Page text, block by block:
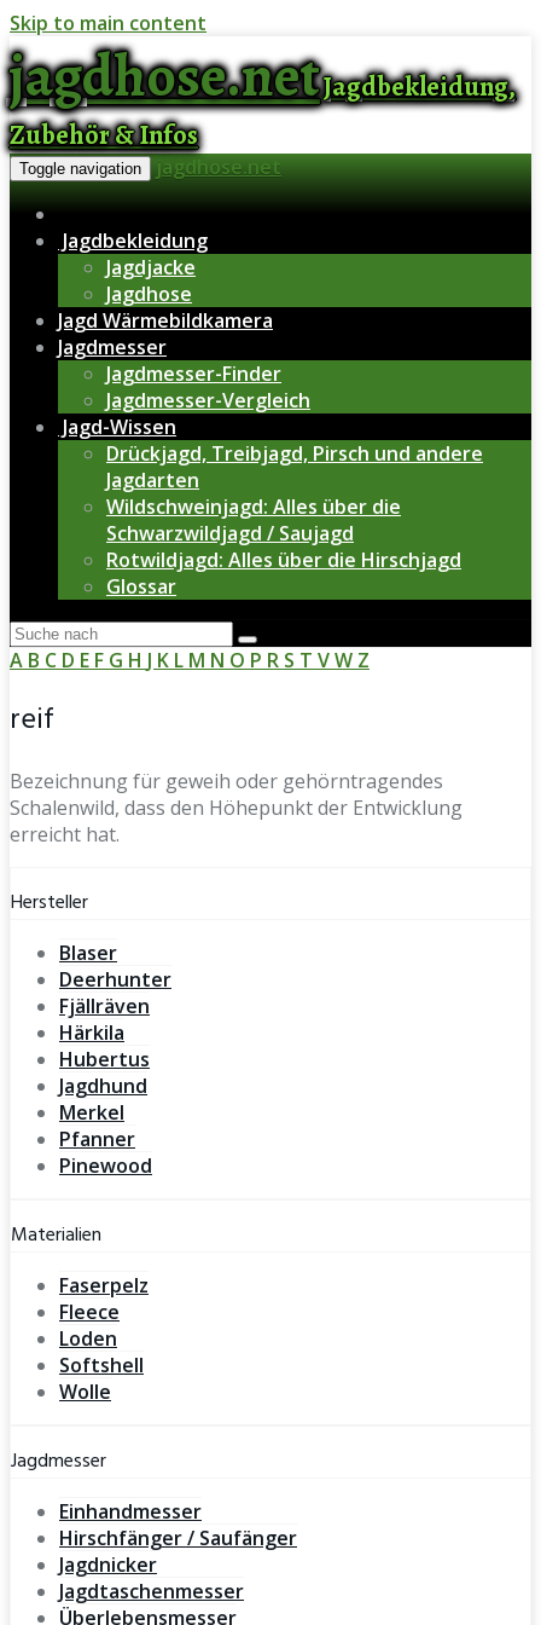
Skip to main content
jagdhose.netJagdbekleidung,
Zubehör & Infos
Toggle navigation jagdhose.net
Jagdbekleidung
Jagdjacke
Jagdhose
Jagd Wärmebildkamera
Jagdmesser
Jagdmesser-Finder
Jagdmesser-Vergleich
Jagd-Wissen
Drückjagd, Treibjagd, Pirsch und andere
Jagdarten
Wildschweinjagd: Alles über die
Schwarzwildjagd / Saujagd
Rotwildjagd: Alles über die Hirschjagd
Glossar
A B C D E F G H J K L M N O P R S T VW Z
reif
Bezeichnung für geweih oder gehörntragendes
Schalenwild, dass den Höhepunkt der Entwicklung
erreicht hat.
Hersteller
Blaser
Deerhunter
Fjällräven
Härkila
Hubertus
Jagdhund
Merkel
Pfanner
Pinewood
Materialien
Faserpelz
Fleece
Loden
Softshell
Wolle
Jagdmesser
Einhandmesser
Hirschfänger / Saufänger
Jagdnicker
Jagdtaschenmesser
Überlebensmesser